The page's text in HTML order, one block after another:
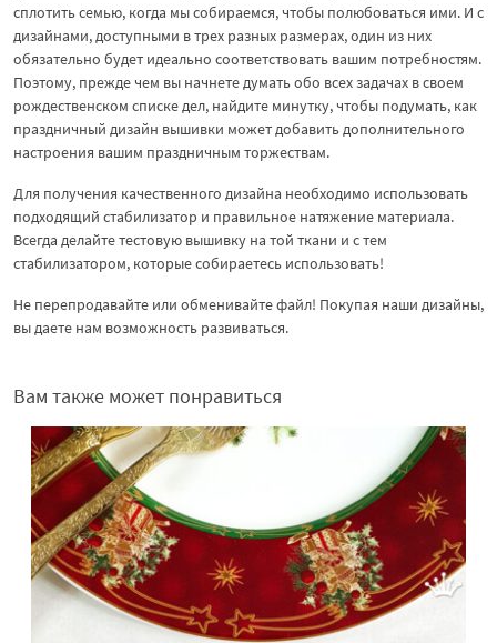
сплотить семью, когда мы собираемся, чтобы полюбоваться ими. И с
дизайнами, доступными в трех разных размерах, один из них
обязательно будет идеально соответствовать вашим потребностям.
Поэтому, прежде чем вы начнете думать обо всех задачах в своем
рождественском списке дел, найдите минутку, чтобы подумать, как
праздничный дизайн вышивки может добавить дополнительного
настроения вашим праздничным торжествам.
Для получения качественного дизайна необходимо использовать
подходящий стабилизатор и правильное натяжение материала.
Всегда делайте тестовую вышивку на той ткани и с тем
стабилизатором, которые собираетесь использовать!
Не перепродавайте или обменивайте файл! Покупая наши дизайны,
вы даете нам возможность развиваться.
Вам также может понравиться